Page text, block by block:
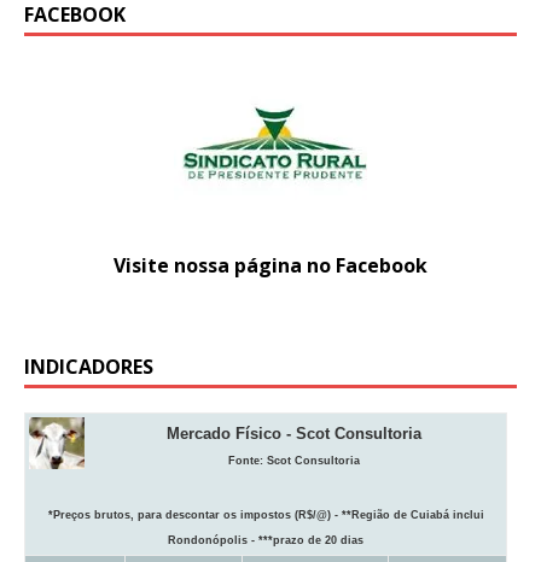
FACEBOOK
Visite nossa página no Facebook
INDICADORES
Mercado Físico - Scot Consultoria
Fonte: Scot Consultoria
*Preços brutos, para descontar os impostos (R$/@) - **Região de Cuiabá inclui
Rondonópolis - ***prazo de 20 dias